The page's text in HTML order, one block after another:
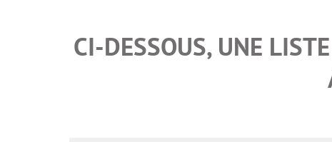
CI-DESSOUS, UNE